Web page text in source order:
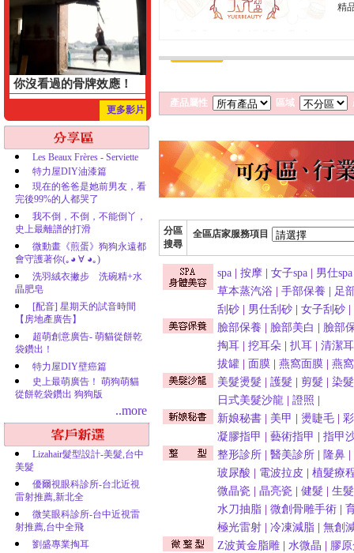
你沒看過的骨牌效應！
更多影片
Les Beaux Frères - Serviette
特力屋DIY油漆篇
現在的爸爸是她前男友，看
完後99%的人都哭了
我不倒，不倒，不能倒丫，
史上最離譜的打滑
微動畫《煎蛋》狗狗永遠都
會守護著你(｡◕ ∀ ◕｡)
洗羽絨衣撇步 洗碗精+水
晶肥皂
[配音] 星期天的試音時間
【房地產廣告】
超萌創意廣告- 萌貓從餅乾
袋鑽出！
特力屋DIY壁癌篇
史上最萌廣告！ 萌狗萌貓
從餅乾袋鑽出 狗狗版
..more
Lizahair髮型設計-美髮,台中
美髮
優爾視眼科診所-台北近視
雷射推薦,新北全
微笑眼科診所-台中近視雷
射推薦,台中全飛
劉盛專業掏耳
精
產品屬性 區域
分區
搜尋
全區店家服務項目
spa 按摩 女子spa 男仕spa
草本蒸汽浴
手部保養
足
刮砂
男仕刮砂 女子刮砂
臉部保養
臉部美白
臉部
掏耳
挖耳朵 扒耳
清潔
拔罐
面膜 燕窩面膜
燕
美髮燙髮
護髮 剪髮
染髮
日式美髮沙龍
證照
新娘秘書
美甲 燙睫毛
凝膠指甲
藝術指甲
指甲
整形診所
醫美診所 隆鼻
玻尿酸
電波拉皮
植髮療
微晶瓷
晶亮瓷 健髮
生髮
水刀抽脂
微創骨雕手術
極光雷射
冷凍減脂
無創
Z波黃金脂雕
水微晶
膠